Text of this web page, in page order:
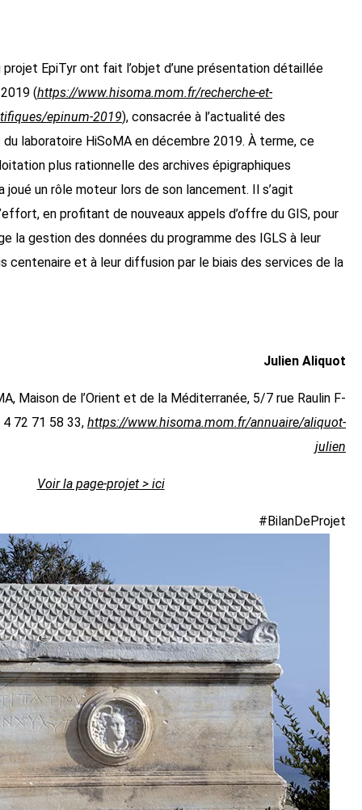
EpiTyr ont fait l’objet d’une présentation détaillée
(https://www.hisoma.mom.fr/recherche-et-
epinum-2019), consacrée à l’actualité des
laboratoire HiSoMA en décembre 2019. À terme, ce
plus rationnelle des archives épigraphiques
joué un rôle moteur lors de son lancement. Il s’agit
en profitant de nouveaux appels d’offre du GIS, pour
la gestion des données du programme des IGLS à leur
centenaire et à leur diffusion par le biais des services de la
Julien Aliquot
Maison de l’Orient et de la Méditerranée, 5/7 rue Raulin F-
72 71 58 33, https://www.hisoma.mom.fr/annuaire/aliquot-
julien
Voir la page-projet > ici
#BilanDeProjet